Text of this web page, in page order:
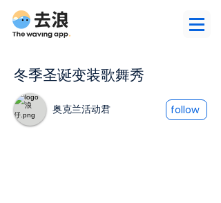
冬季圣诞变装歌舞秀
奥克兰活动君 follow